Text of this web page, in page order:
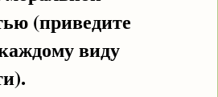
(приведите
виду